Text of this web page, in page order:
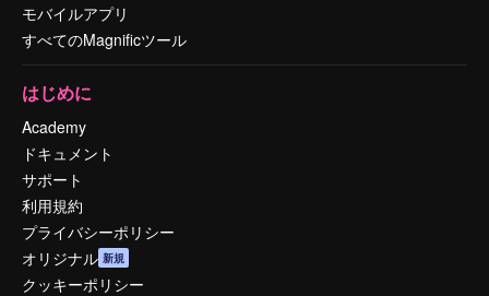
モバイルアプリ
すべてのMagnificツール
はじめに
Academy
ドキュメント
サポート
利用規約
プライバシーポリシー
オリジナル 新規
クッキーポリシー